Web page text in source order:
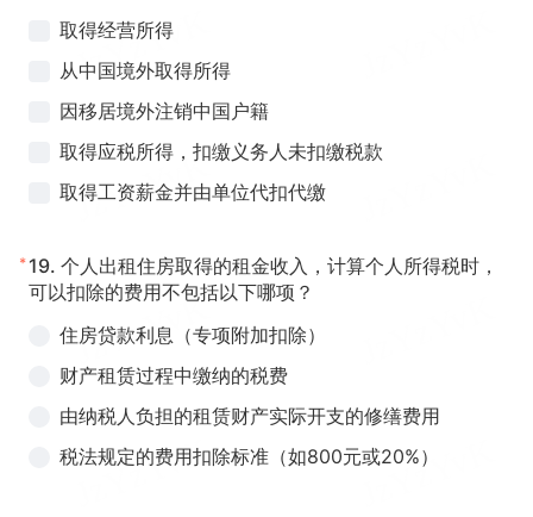
取得经营所得
从中国境外取得所得
因移居境外注销中国户籍
取得应税所得，扣缴义务人未扣缴税款
取得工资薪金并由单位代扣代缴
* 19. 个人出租住房取得的租金收入，计算个人所得税时，
可以扣除的费用不包括以下哪项？
住房贷款利息（专项附加扣除）
财产租赁过程中缴纳的税费
由纳税人负担的租赁财产实际开支的修缮费用
税法规定的费用扣除标准（如800元或20%）